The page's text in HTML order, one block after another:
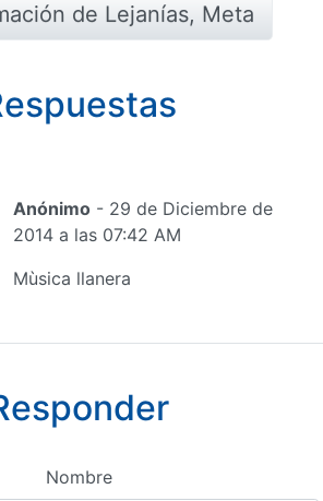
de Lejanías, Meta
Anónimo - 29 de Diciembre de
2014 a las 07:42 AM
Mùsica llanera
Nombre